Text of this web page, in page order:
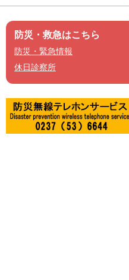
防災・救急はこちら
防災・緊急情報
休日診察所